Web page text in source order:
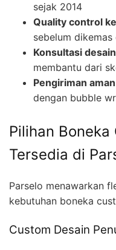
sejak 2014
Quality control
sebelum
Konsultasi
membantu dari
Pengiriman
dengan bubble
Pilihan
Tersedia di
Parselo menawarkan
kebutuhan boneka
Custom Desain